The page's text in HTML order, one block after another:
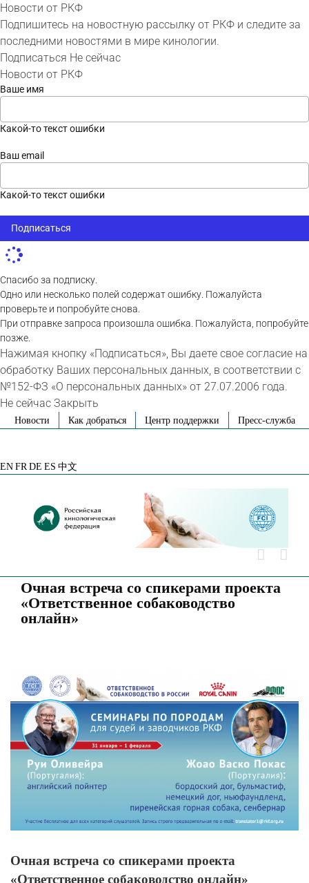
Новости от РКФ
Подпишитесь на новостную рассылку от РКФ и следите за
последними новостями в мире кинологии.
Подписаться Не сейчас
Новости от РКФ
Ваше имя
Какой-то текст ошибки
Ваш email
Какой-то текст ошибки
Подписаться
Спасибо за подписку.
Одно или несколько полей содержат ошибку. Пожалуйста
проверьте и попробуйте снова.
При отправке запроса произошла ошибка. Пожалуйста, попробуйте
позже.
Нажимая кнопку «Подписаться», Вы даете свое согласие на
обработку Ваших персональных данных, в соответствии с
№152-ФЗ «О персональных данных» от 27.07.2006 года.
Не сейчас Закрыть
SkipНовости Как добраться Центр поддержки Пресс-служба
EN FR DE ES 中文
Очная встреча со спикерами проекта
«Ответственное собаководство
онлайн»
View
Larger
Image
Очная встреча со спикерами проекта
«Ответственное собаководство онлайн»